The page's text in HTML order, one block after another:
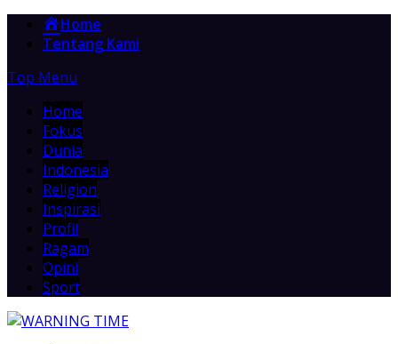
Home
Tentang Kami
Top Menu
Home
Fokus
Dunia
Indonesia
Religion
Inspirasi
Profil
Ragam
Opini
Sport